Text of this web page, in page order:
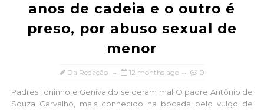
anos de cadeia e o outro é
preso, por abuso sexual de
menor
Da Redação 12 months ago 0
Padres Toninho e Genivaldo se deram mal O padre Antônio de
Souza Carvalho, mais conhecido na bocada pelo vulgo de